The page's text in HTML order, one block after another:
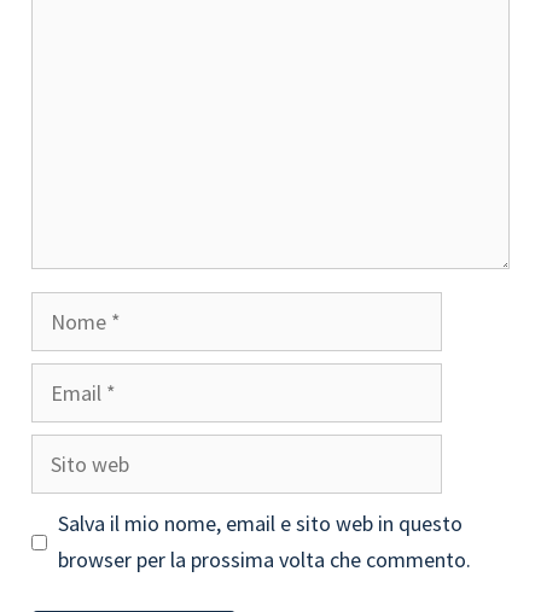
Nome
Email
Sito
web
Salva il mio nome, email e sito web in questo
browser per la prossima volta che commento.